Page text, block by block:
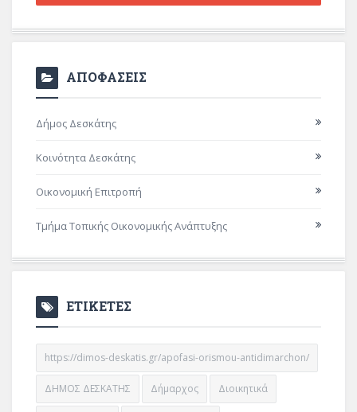
ΑΠΟΦΑΣΕΙΣ
Δήμος Δεσκάτης
Κοινότητα Δεσκάτης
Οικονομική Επιτροπή
Τμήμα Τοπικής Οικονομικής Ανάπτυξης
ΕΤΙΚΕΤΕΣ
https://dimos-deskatis.gr/apofasi-orismou-antidimarchon/
ΔΗΜΟΣ ΔΕΣΚΑΤΗΣ Δήμαρχος Διοικητικά